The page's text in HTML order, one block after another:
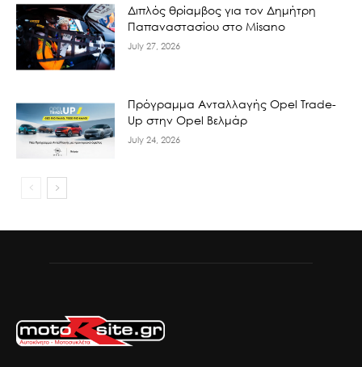
Διπλός θρίαμβος για τον Δημήτρη
Παπαναστασίου στο Misano
July 27, 2026
Πρόγραμμα Ανταλλαγής Opel Trade-
Up στην Opel Βελμάρ
July 24, 2026